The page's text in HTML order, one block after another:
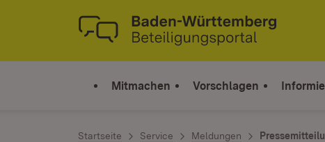
Zum Inhalt springen
Link zur Startseite
Mitmachen Vorschlagen
Startseite Service Meldungen